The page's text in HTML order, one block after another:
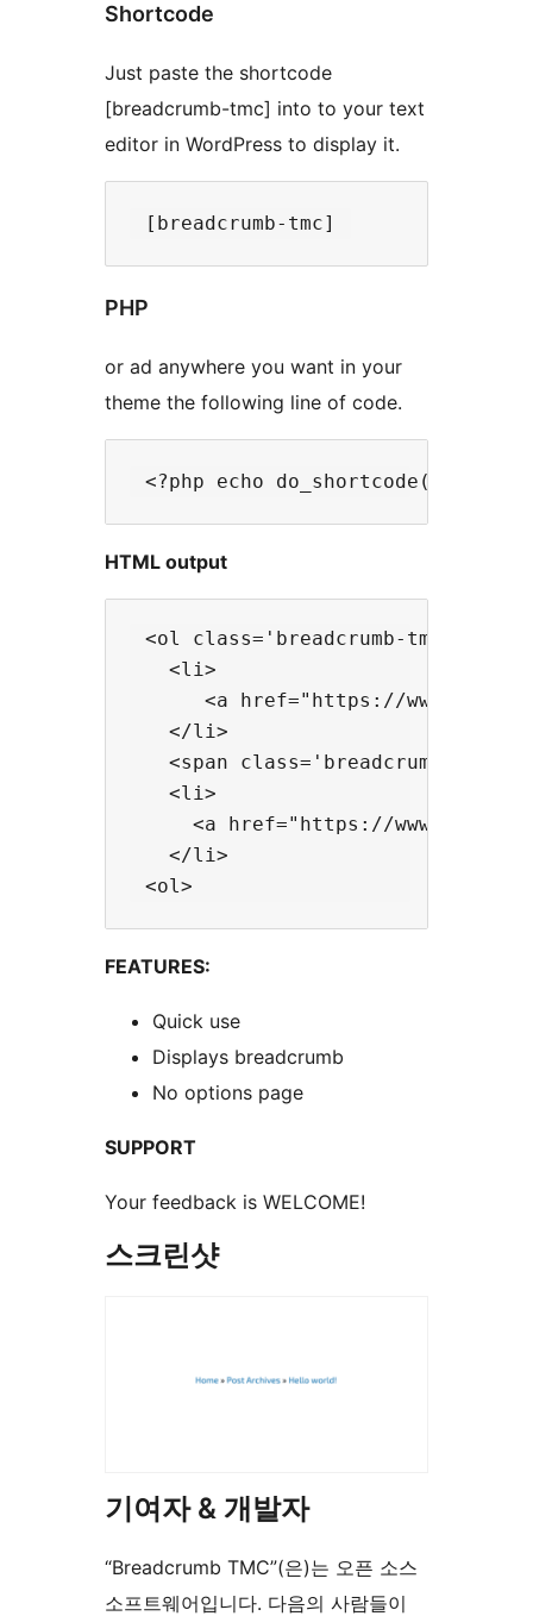
Shortcode
Just paste the shortcode
[breadcrumb-tmc] into to your text
editor in WordPress to display it.
PHP
or ad anywhere you want in your
theme the following line of code.
HTML output
<ol class='breadcrumb-tmc'>
   <li>
<a href="https://
   </li>
<span class='breadcrumb-tmc-
   <li>
<a href="https://
   </li>
FEATURES:
Quick use
Displays breadcrumb
No options page
SUPPORT
Your feedback is WELCOME!
스크린샷
기여자 & 개발자
“Breadcrumb TMC”(은)는 오픈 소스
소프트웨어입니다. 다음의 사람들이